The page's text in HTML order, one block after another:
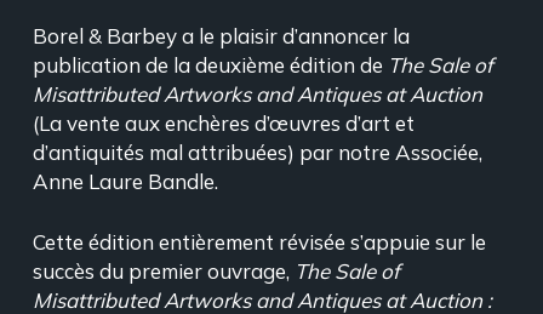
Borel & Barbey a le plaisir d’annoncer la
publication de la deuxième édition de The Sale of
Misattributed Artworks and Antiques at Auction
(La vente aux enchères d’œuvres d’art et
d’antiquités mal attribuées) par notre Associée,
Anne Laure Bandle.
Cette édition entièrement révisée s’appuie sur le
succès du premier ouvrage, The Sale of
Misattributed Artworks and Antiques at Auction :